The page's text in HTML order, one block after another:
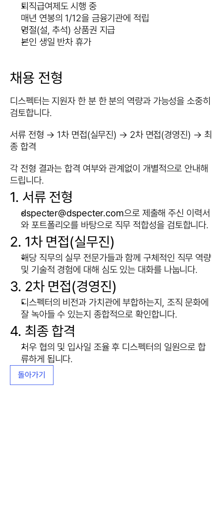
퇴직급여제도 시행 중
매년 연봉의 1/12을 금융기관에 적립
명절(설, 추석) 상품권 지급
본인 생일 반차 휴가
채용 전형
디스펙터는 지원자 한 분 한 분의 역량과 가능성을 소중히
검토합니다.
서류 전형 → 1차 면접(실무진) → 2차 면접(경영진) → 최
종 합격
각 전형 결과는 합격 여부와 관계없이 개별적으로 안내해
드립니다.
1. 서류 전형
dspecter@dspecter.com으로 제출해 주신 이력서
와 포트폴리오를 바탕으로 직무 적합성을 검토합니다.
2. 1차 면접(실무진)
해당 직무의 실무 전문가들과 함께 구체적인 직무 역량
및 기술적 경험에 대해 심도 있는 대화를 나눕니다.
3. 2차 면접(경영진)
디스펙터의 비전과 가치관에 부합하는지, 조직 문화에
잘 녹아들 수 있는지 종합적으로 확인합니다.
4. 최종 합격
처우 협의 및 입사일 조율 후 디스펙터의 일원으로 합
류하게 됩니다.
돌아가기